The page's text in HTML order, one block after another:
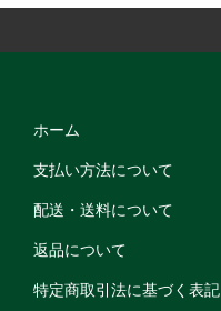
ホーム
支払い方法について
配送・送料について
返品について
特定商取引法に基づく表記